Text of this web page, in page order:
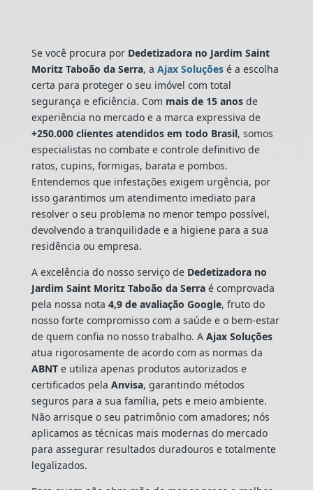
Se você procura por Dedetizadora no Jardim Saint
Moritz Taboão da Serra, a Ajax Soluçõesé a escolha
certa para proteger o seu imóvel com total
segurança e eficiência. Com mais de 15 anosde
experiência no mercado e a marca expressiva de
+250.000 clientes atendidos em todo Brasil, somos
especialistas no combate e controle definitivo de
ratos, cupins, formigas, barata e pombos.
Entendemos que infestações exigem urgência, por
isso garantimos um atendimento imediato para
resolver o seu problema no menor tempo possível,
devolvendo a tranquilidade e a higiene para a sua
residência ou empresa.
A excelência do nosso serviço de Dedetizadora no
Jardim Saint Moritz Taboão da Serraé comprovada
pela nossa nota 4,9 de avaliação Google, fruto do
nosso forte compromisso com a saúde e o bem-estar
de quem confia no nosso trabalho. A Ajax Soluções
atua rigorosamente de acordo com as normas da
ABNTe utiliza apenas produtos autorizados e
certificados pela Anvisa, garantindo métodos
seguros para a sua família, pets e meio ambiente.
Não arrisque o seu patrimônio com amadores; nós
aplicamos as técnicas mais modernas do mercado
para assegurar resultados duradouros e totalmente
legalizados.